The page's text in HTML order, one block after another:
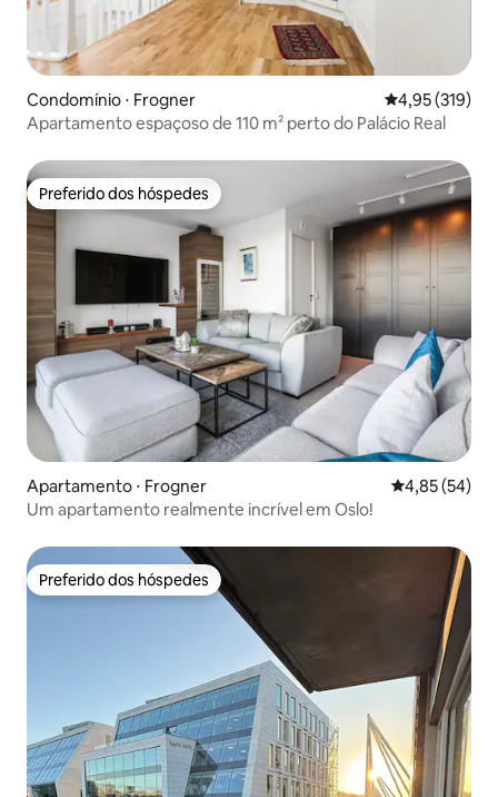
Condomínio ⋅ Frogner 4,95 de uma
4,95 (319)
Apartamento espaçoso de 110 m² perto do Palácio Real
Preferido dos hóspedes
Preferido dos hóspedes
Apartamento ⋅ Frogner 4,85 de uma
4,85 (54)
Um apartamento realmente incrível em Oslo!
Preferido dos hóspedes
Preferido dos hóspedes